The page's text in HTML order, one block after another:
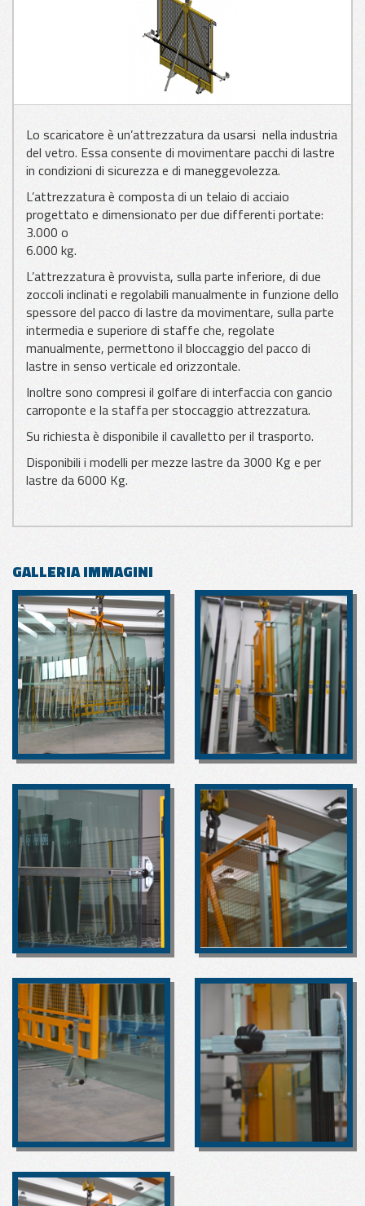
APPLICAZIONI
PER LAMIERA
APPLICAZIONI
PER LEGNO
Lo scaricatore è un’attrezzatura da usarsi nella industria
del vetro. Essa consente di movimentare pacchi di lastre
in condizioni di sicurezza e di maneggevolezza.
L’attrezzatura è composta di un telaio di acciaio
progettato e dimensionato per due differenti portate:
3.000 o
6.000 kg.
L’attrezzatura è provvista, sulla parte inferiore, di due
zoccoli inclinati e regolabili manualmente in funzione dello
spessore del pacco di lastre da movimentare, sulla parte
intermedia e superiore di staffe che, regolate
manualmente, permettono il bloccaggio del pacco di
lastre in senso verticale ed orizzontale.
Inoltre sono compresi il golfare di interfaccia con gancio
carroponte e la staffa per stoccaggio attrezzatura.
Su richiesta è disponibile il cavalletto per il trasporto.
Disponibili i modelli per mezze lastre da 3000 Kg e per
lastre da 6000 Kg.
GALLERIA IMMAGINI